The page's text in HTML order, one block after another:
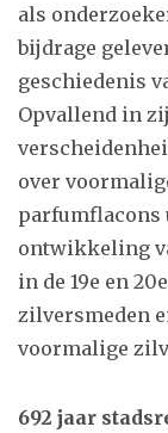
als
bijdrage
geschiedenis
Opvallend in
over
parfumflacons
ontwikkeling
in de 19e en
zilversmeden
voormalige
692 jaar